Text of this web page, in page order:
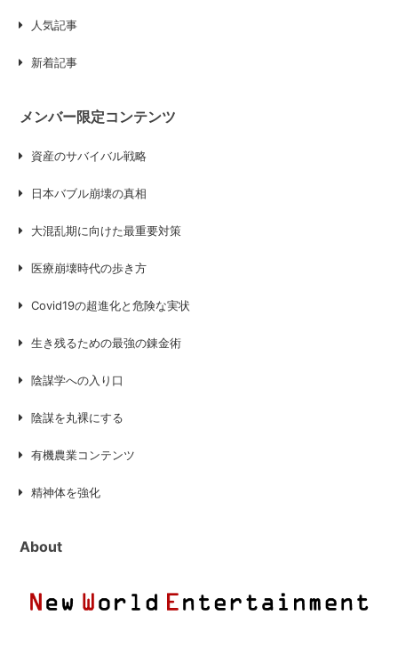
人気記事
新着記事
メンバー限定コンテンツ
資産のサバイバル戦略
日本バブル崩壊の真相
大混乱期に向けた最重要対策
医療崩壊時代の歩き方
Covid19の超進化と危険な実状
生き残るための最強の錬金術
陰謀学への入り口
陰謀を丸裸にする
有機農業コンテンツ
精神体を強化
About